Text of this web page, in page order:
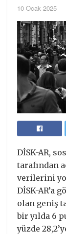
10 Ocak 2025
DİSK-AR,
tarafından
verilerini
DİSK-AR’a
olan geniş
bir yılda 6
yüzde